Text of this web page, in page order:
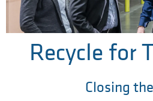
Recycle for
Closing